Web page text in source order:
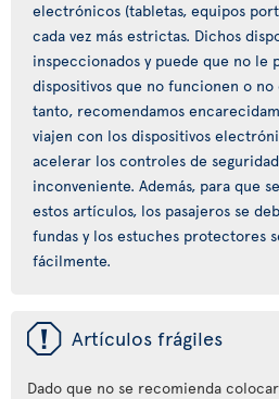
electrónicos (tabletas, equipos
cada vez más estrictas. Dichos
inspeccionados y puede que no le
dispositivos que no funcionen o no
tanto, recomendamos
viajen con los dispositivos
acelerar los controles de
inconveniente. Además, para que
estos artículos, los pasajeros se
fundas y los estuches protectores
fácilmente.
ü Artículos frágiles
Dado que no se recomienda